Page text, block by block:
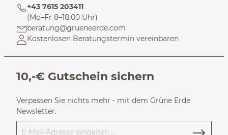
+43 7615 203411
(Mo–Fr 8–18:00 Uhr)
beratung@grueneerde.com
Kostenlosen Beratungstermin vereinbaren
10,-€ Gutschein sichern
Verpassen Sie nichts mehr - mit dem Grüne Erde
Newsletter.